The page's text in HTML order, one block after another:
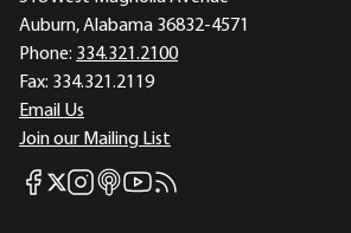
Auburn, Alabama 36832-4571
Phone: 334.321.2100
Fax: 334.321.2119
Email Us
Join our Mailing List
Mises Facebook
Mises X
Mises Instagram
Mises itunes
Mises Youtube
Mises RSS feed